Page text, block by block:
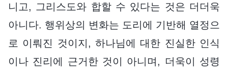
니고, 그리스도와 합할 수 있다는 것은 더더욱
아니다. 행위상의 변화는 도리에 기반해 열정으
로 이뤄진 것이지, 하나님에 대한 진실한 인식
이나 진리에 근거한 것이 아니며, 더욱이 성령